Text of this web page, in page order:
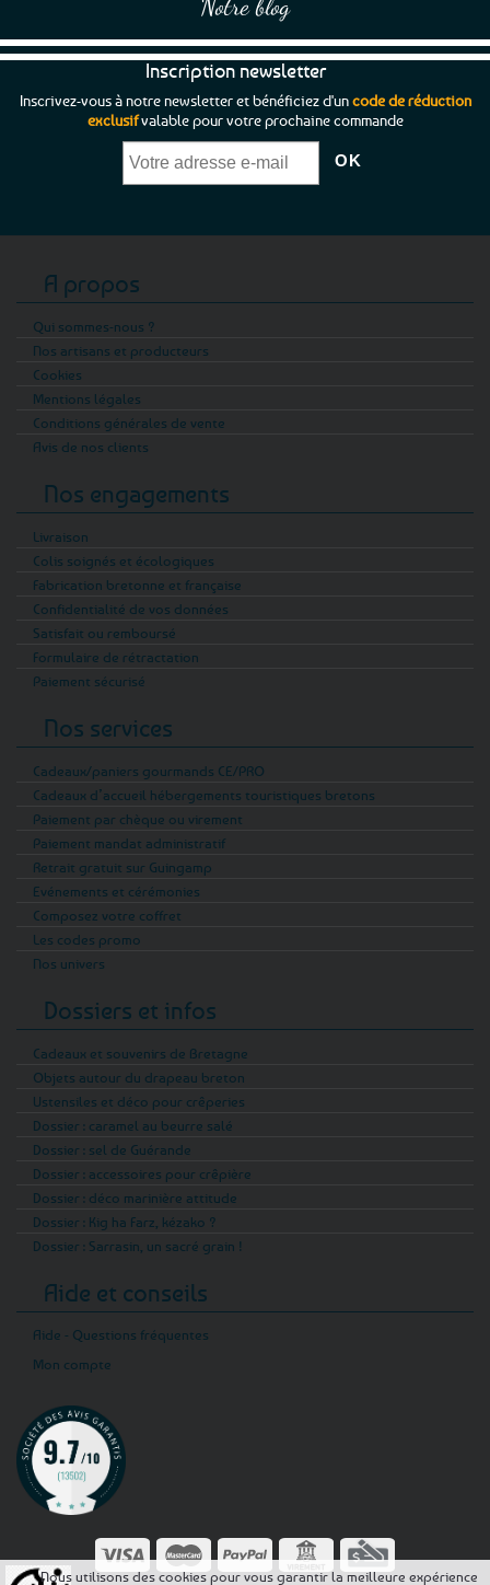
Inscription newsletter
Inscrivez-vous à notre newsletter et bénéficiez d'uncode de réduction
exclusifvalable pour votre prochaine commande
A propos
Qui sommes-nous ?
Nos artisans et producteurs
Cookies
Mentions légales
Conditions générales de vente
Avis de nos clients
Nos engagements
Livraison
Colis soignés et écologiques
Fabrication bretonne et française
Confidentialité de vos données
Satisfait ou remboursé
Formulaire de rétractation
Paiement sécurisé
Nos services
Cadeaux/paniers gourmands CE/PRO
Cadeaux d’accueil hébergements touristiques bretons
Paiement par chèque ou virement
Paiement mandat administratif
Retrait gratuit sur Guingamp
Evénements et cérémonies
Composez votre coffret
Les codes promo
Nos univers
Dossiers et infos
Cadeaux et souvenirs de Bretagne
Objets autour du drapeau breton
Ustensiles et déco pour crêperies
Dossier : caramel au beurre salé
Dossier : sel de Guérande
Dossier : accessoires pour crêpière
Dossier : déco marinière attitude
Dossier : Kig ha Farz, kézako ?
Dossier : Sarrasin, un sacré grain !
Aide et conseils
Aide - Questions fréquentes
Mon compte
Nous utilisons des cookies pour vous garantir la meilleure expérience